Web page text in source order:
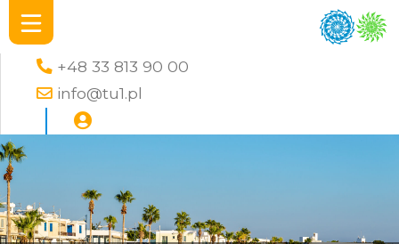
+48 33 813 90 00
info@tu1.pl